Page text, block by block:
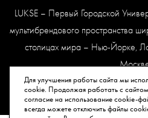
Для улучшения работы сайта мы
cookie. Продолжая работать с
согласие на использование cookie-
всегда можете отключить файлы
LUKSE – Первый Городской
мультибрендового пространства
столицах мира – Нью-Йорке,
Карта
© Все права